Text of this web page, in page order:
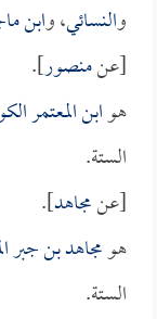
والنسائي، وابن
[عنمنصور].
هوابن المعتمر
الستة.
[عنمجاهد].
هومجاهد بن جبر
الستة.